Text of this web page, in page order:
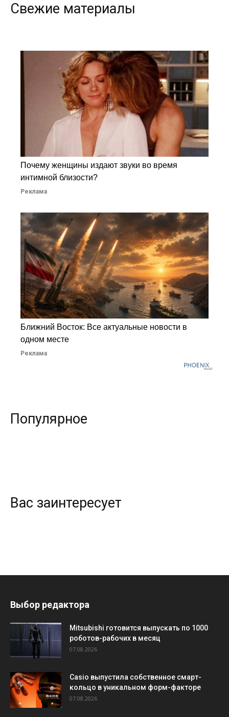
Свежие материалы
Почему женщины издают звуки во время
интимной близости?
Реклама
Ближний Восток: Все актуальные новости в
одном месте
Реклама
Популярное
Вас заинтересует
Выбор редактора
Mitsubishi готовится выпускать по 1000
роботов-рабочих в месяц
07.08.2026
Casio выпустила собственное смарт-
кольцо в уникальном форм-факторе
07.08.2026